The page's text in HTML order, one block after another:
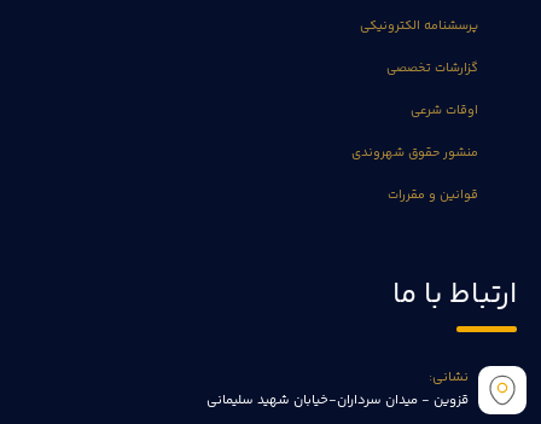
پرسشنامه الکترونیکی
گزارشات تخصصی
اوقات شرعی
منشور حقوق شهروندی
قوانین و مقررات
ارتباط با ما
نشانی:
قزوین - میدان سرداران-خیابان شهید سلیمانی